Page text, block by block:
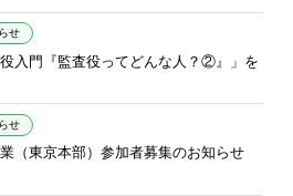
せ
入門『監査役ってどんな人？②』」を
せ
（東京本部）参加者募集のお知らせ